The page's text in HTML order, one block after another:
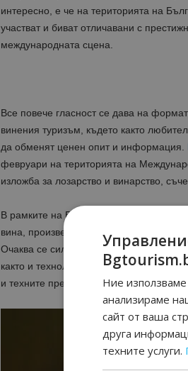
интересно, е че на територията на
участват и биват отличавани с
международната сцена.
Все повече гласност се дава на
винения туризъм, където както
да обменят ценен опит и информация.
февруари на територията на
изложба за лозарство и винарство,
В рамките на ВИНАРИЯ 2025
вина, произведени с внимание към
Очаква се силно присъствие на
както и технологични компании, които
и техните преживявания пред местни и
Ние
анализираме
сайт от ваша
друга
техните услуги.